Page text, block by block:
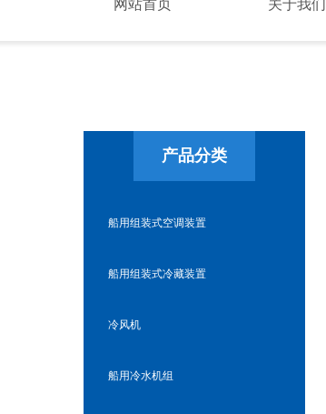
网站首页 关于我们
产品分类
船用组装式空调装置
船用组装式冷藏装置
冷风机
船用冷水机组